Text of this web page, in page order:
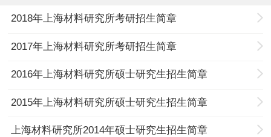
2018年上海材料研究所考研招生简章
2017年上海材料研究所考研招生简章
2016年上海材料研究所硕士研究生招生简章
2015年上海材料研究所硕士研究生招生简章
上海材料研究所2014年硕士研究生招生简章